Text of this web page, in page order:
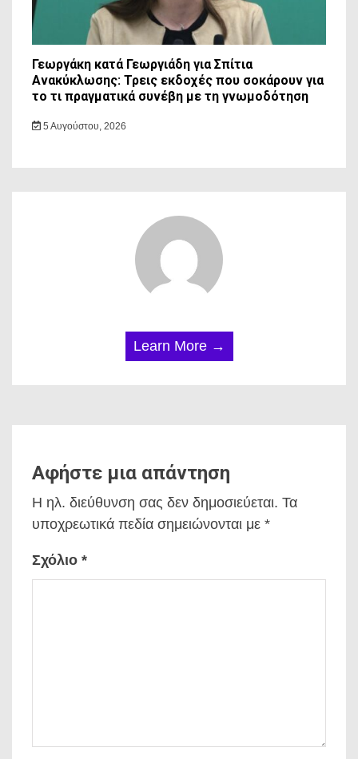
Γεωργάκη κατά Γεωργιάδη για Σπίτια
Ανακύκλωσης: Τρεις εκδοχές που σοκάρουν για
το τι πραγματικά συνέβη με τη γνωμοδότηση
5 Αυγούστου, 2026
Learn More →
Αφήστε μια απάντηση
Η ηλ. διεύθυνση σας δεν δημοσιεύεται. Τα
υποχρεωτικά πεδία σημειώνονται με *
Σχόλιο *